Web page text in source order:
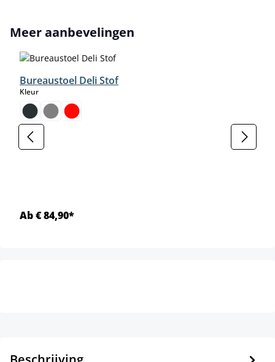
Productgalerij overslaan
Meer aanbevelingen
Bureaustoel Deli Stof
Kleurselect
Ab € 84,90*